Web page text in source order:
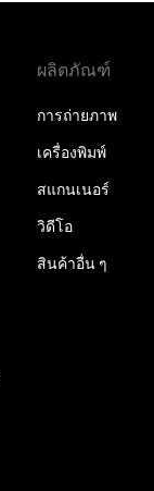
ผลิตภัณฑ์
การถ่ายภาพ
เครื่องพิมพ์
สแกนเนอร์
วิดีโอ
สินค้าอื่น ๆ